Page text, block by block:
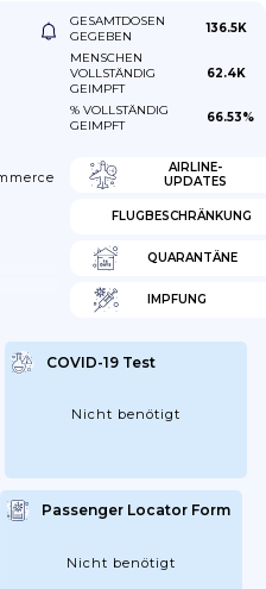
GESAMTDOSEN
GEGEBEN
136.5K
MENSCHEN
VOLLSTÄNDIG
GEIMPFT
62.4K
% VOLLSTÄNDIG
GEIMPFT
66.53%
AIRLINE-
UPDATES
FLUGBESCHRÄNKUNG
QUARANTÄNE
IMPFUNG
COVID-19 Test
Nicht benötigt
Passenger Locator Form
Nicht benötigt